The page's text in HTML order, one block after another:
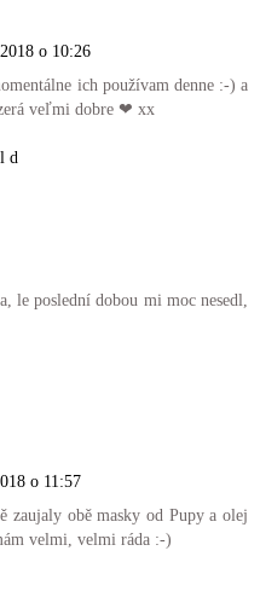
o 10:26
ich používam denne :-) a
veľmi dobre ❤ xx
d
le poslední dobou mi moc nesedl,
o 11:57
zaujaly obě masky od Pupy a olej
velmi, velmi ráda :-)